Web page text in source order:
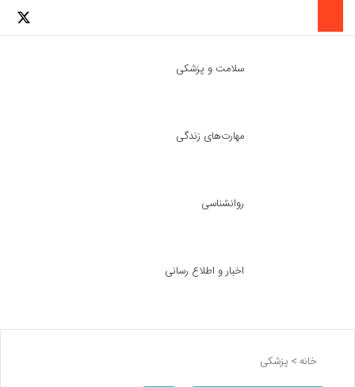
لینکدین
سلامت و پزشکی
مهارت‌های زندگی
روانشناسی
اخبار و اطلاع رسانی
خانه > پزشکی